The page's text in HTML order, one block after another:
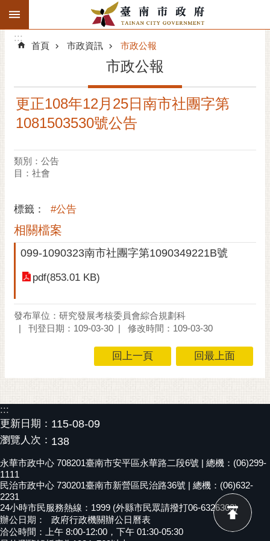
跳到主要內容區塊
搜
階
精彩府城
市府團隊
市政資訊
市民互動
偉
哲
泉
桐
花
祭
網
站
導
覽
訂
:::
:::
首頁 市政資訊 市政公報
市政公報
更正108年12月25日南市社團字第
1081503530號公告
類別：公告
目：社會
標籤： #公告
相關檔案
099-1090323南市社團字第1090349221B號
pdf(853.01 KB)
發布單位：研究發展考核委員會綜合規劃科
刊登日期：109-03-30
修改時間：109-03-30
回上一頁 回最上面
:::
更新日期： 115-08-09
瀏覽人次： 138
永華市政中心 708201臺南市安平區永華路二段6號 | 總機：(06)299-
1111
民治市政中心 730201臺南市新營區民治路36號 | 總機：(06)632-
2231
24小時市民服務熱線：1999 (外縣市民眾請撥打06-6326303)
辦公日期：
政府行政機關辦公日曆表
洽公時間：上午 8:00-12:00，下午 01:30-05:30